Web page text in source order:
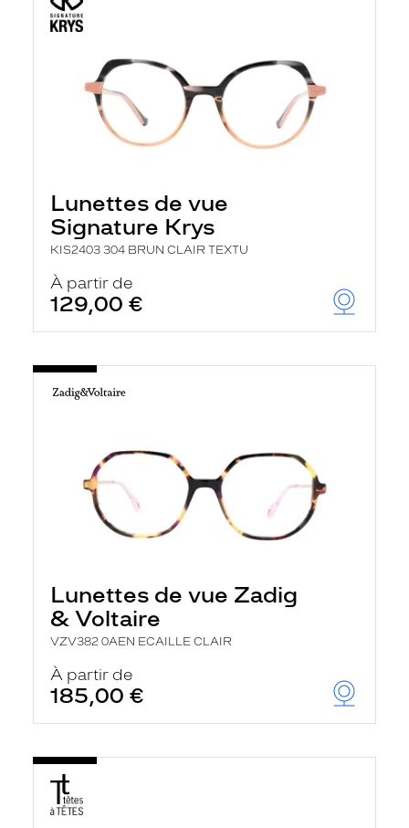
Lunettes de vue
Signature Krys
KIS2403 304 BRUN CLAIR TEXTU
À partir de
129,00 €
Lunettes de vue Zadig
& Voltaire
VZV382 0AEN ECAILLE CLAIR
À partir de
185,00 €